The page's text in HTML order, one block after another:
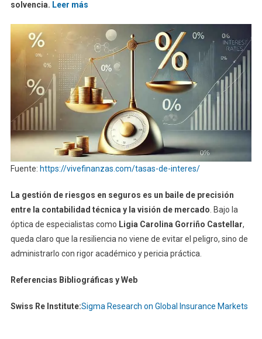
solvencia. Leer más
Fuente: https://vivefinanzas.com/tasas-de-interes/
La gestión de riesgos en seguros es un baile de precisión
entre la contabilidad técnica y la visión de mercado . Bajo la
óptica de especialistas como Ligia Carolina Gorriño Castellar,
queda claro que la resiliencia no viene de evitar el peligro, sino de
administrarlo con rigor académico y pericia práctica.
Referencias Bibliográficas y Web
Swiss Re Institute:Sigma Research on Global Insurance Markets